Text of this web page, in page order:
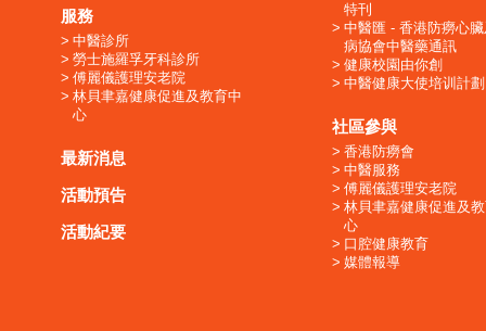
服務
中醫診所
勞士施羅孚牙科診所
傅麗儀護理安老院
林貝聿嘉健康促進及教育中
心
最新消息
活動預告
活動紀要
特刊
中醫匯 - 香港防癆心
病協會中醫藥通訊
健康校園由你創
中醫健康大使培训計劃
社區參與
香港防癆會
中醫服務
傅麗儀護理安老院
林貝聿嘉健康促進及
心
口腔健康教育
媒體報導